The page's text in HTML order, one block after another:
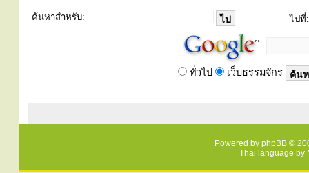
ค้นหาสำหรับ: ไปที่:
ทั่วไป เว็บธรรมจักร
Powered by phpBB ©
Thai language by